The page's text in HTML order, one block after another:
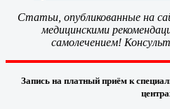
Статьи, опубликованные на
медицинскими
самолечением!
Запись на платный приём к